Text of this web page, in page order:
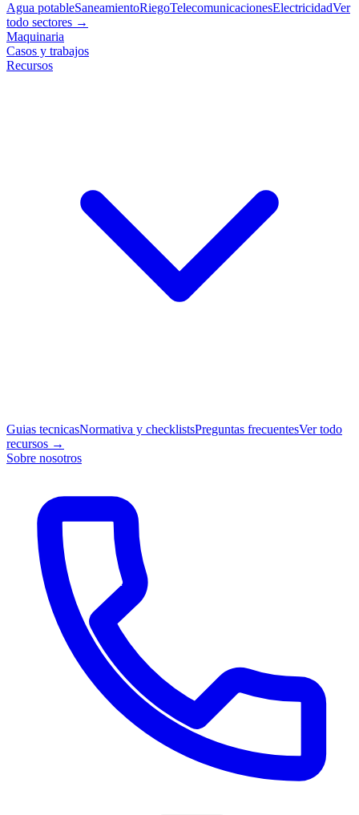
Agua potableSaneamientoRiegoTelecomunicacionesElectricidadVer
todo sectores →
Maquinaria
Casos y trabajos
Recursos
Guias tecnicasNormativa y checklistsPreguntas frecuentesVer todo
recursos →
Sobre nosotros